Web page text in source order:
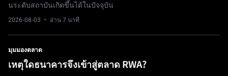
นระดับสถาบันเกิดขึ้นได้ในปัจจุบัน
2026-08-03 · อ่าน 7 นาที
มุมมองตลาด
เหตุใดธนาคารจึงเข้าสู่ตลาด RWA?